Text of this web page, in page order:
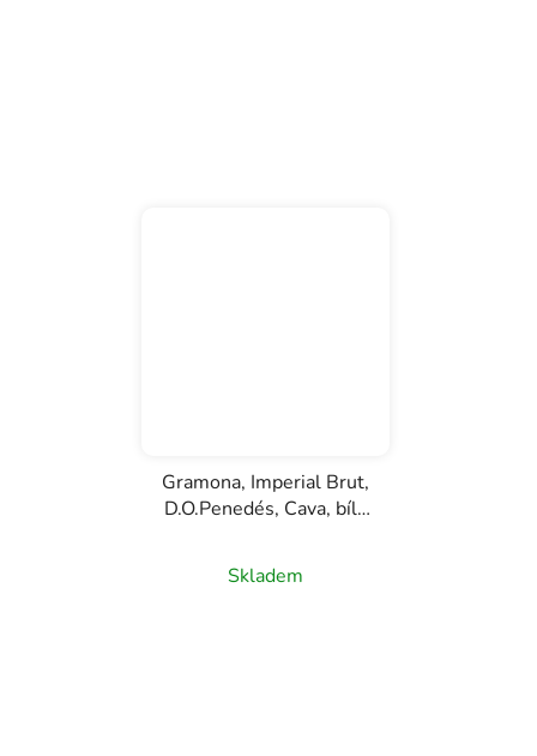
Gramona, Imperial Brut,
D.O.Penedés, Cava, bílé
Skladem